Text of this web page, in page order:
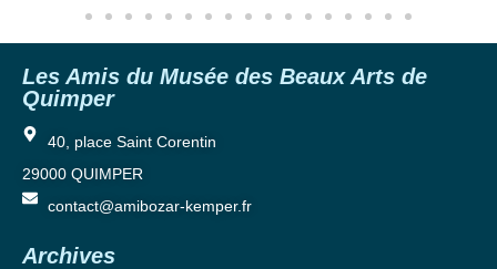
Les Amis du Musée des Beaux Arts de
Quimper
40, place Saint Corentin
29000 QUIMPER
contact@amibozar-kemper.fr
Archives